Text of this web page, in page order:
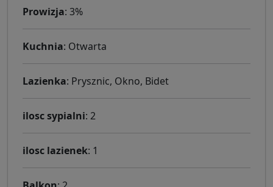
Prowizja: 3%
Kuchnia: Otwarta
Lazienka: Prysznic, Okno, Bidet
ilosc sypialni: 2
ilosc lazienek: 1